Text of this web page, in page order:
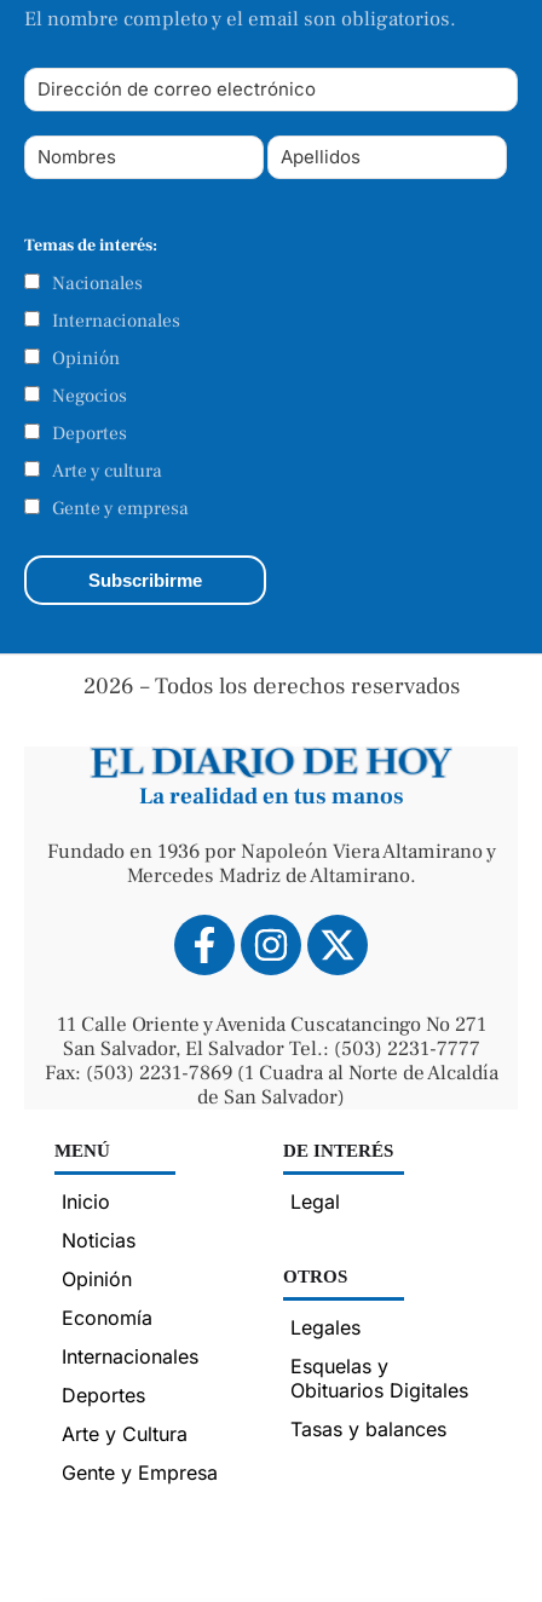
El nombre completo y el email son obligatorios.
Temas de interés:
Nacionales
Internacionales
Opinión
Negocios
Deportes
Arte y cultura
Gente y empresa
2026 – Todos los derechos reservados
La realidad en tus manos
Fundado en 1936 por Napoleón Viera Altamirano y
Mercedes Madriz de Altamirano.
11 Calle Oriente y Avenida Cuscatancingo No 271
San Salvador, El Salvador Tel.: (503) 2231-7777
Fax: (503) 2231-7869 (1 Cuadra al Norte de Alcaldía
de San Salvador)
MENÚ
Inicio
Noticias
Opinión
Economía
Internacionales
Deportes
Arte y Cultura
Gente y Empresa
DE INTERÉS
Legal
OTROS
Legales
Esquelas y
Obituarios Digitales
Tasas y balances